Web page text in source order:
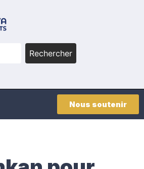
Rechercher
Nous soutenir